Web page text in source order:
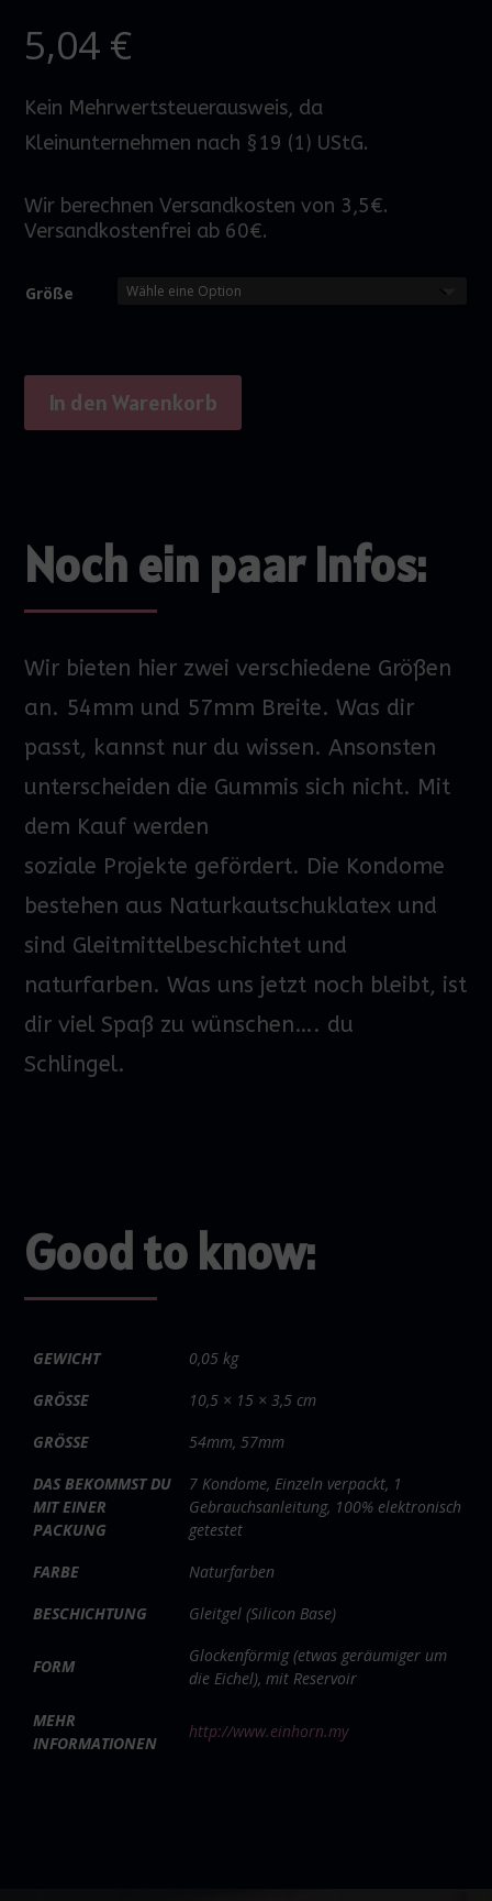
5,04 €
Kein Mehrwertsteuerausweis, da
Kleinunternehmen nach §19 (1) UStG.
Wir berechnen Versandkosten von 3,5€.
Versandkostenfrei ab 60€.
Größe
In den Warenkorb
Noch ein paar Infos:
Wir bieten hier zwei verschiedene Größen
an. 54mm und 57mm Breite. Was dir
passt, kannst nur du wissen.Ansonsten
unterscheiden die Gummis sich nicht. Mit
dem Kauf werden
soziale Projekte gefördert. Die Kondome
bestehen aus Naturkautschuklatex und
sind Gleitmittelbeschichtet und
naturfarben.Was uns jetzt noch bleibt, ist
dir viel Spaß zu wünschen…. du
Schlingel.
Good to know:
GEWICHT
0,05 kg
GRÖSSE
10,5 × 15 × 3,5 cm
GRÖSSE
54mm, 57mm
DAS BEKOMMST DU
MIT EINER
PACKUNG
7 Kondome, Einzeln verpackt, 1
Gebrauchsanleitung, 100% elektronisch
getestet
FARBE
Naturfarben
BESCHICHTUNG
Gleitgel (Silicon Base)
FORM
Glockenförmig (etwas geräumiger um
die Eichel), mit Reservoir
MEHR
INFORMATIONEN
http://www.einhorn.my